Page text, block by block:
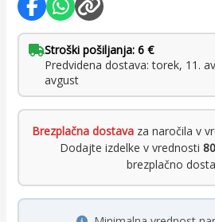
Stroški pošiljanja: 6 €
Predvidena dostava: torek, 11.
avgust
Brezplačna dostavaza naročila v
Dodajte izdelke v vrednosti
brezplačno